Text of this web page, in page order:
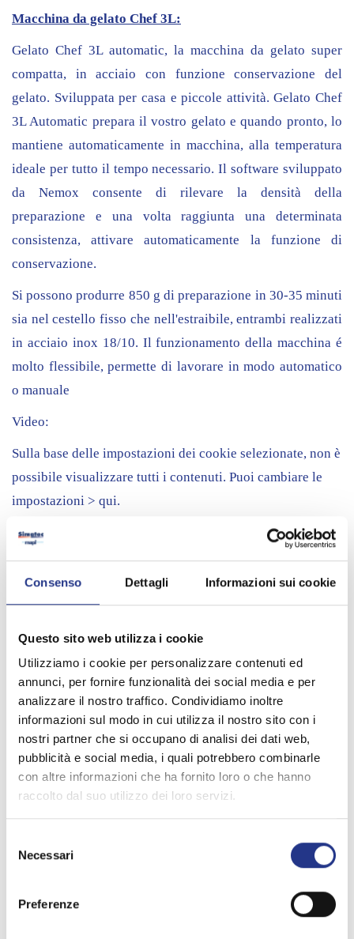
Consenso Dettagli Informazioni sui cookie
Questo sito web utilizza i cookie
Utilizziamo i cookie per personalizzare contenuti ed
annunci, per fornire funzionalità dei social media e per
analizzare il nostro traffico. Condividiamo inoltre
informazioni sul modo in cui utilizza il nostro sito con i
nostri partner che si occupano di analisi dei dati web,
pubblicità e social media, i quali potrebbero combinarle
con altre informazioni che ha fornito loro o che hanno
raccolto dal suo utilizzo dei loro servizi.
delNecessari
Preferenze
Macchina da gelato Chef 3L:
Gelato Chef 3L automatic, la macchina da gelato super
compatta, in acciaio con funzione conservazione del
gelato. Sviluppata per casa e piccole attività. Gelato Chef
3L Automatic prepara il vostro gelato e quando pronto, lo
mantiene automaticamente in macchina, alla temperatura
ideale per tutto il tempo necessario. Il software sviluppato
da Nemox consente di rilevare la densità della
preparazione e una volta raggiunta una determinata
consistenza, attivare automaticamente la funzione di
conservazione.
Si possono produrre 850 g di preparazione in 30-35 minuti
sia nel cestello fisso che nell'estraibile, entrambi realizzati
in acciaio inox 18/10. Il funzionamento della macchina é
molto flessibile, permette di lavorare in modo automatico
o manuale
Video:
Sulla base delle impostazioni dei cookie selezionate, non è
possibile visualizzare tutti i contenuti. Puoi cambiare le
impostazioni > qui.
Ulteriori informazioni: